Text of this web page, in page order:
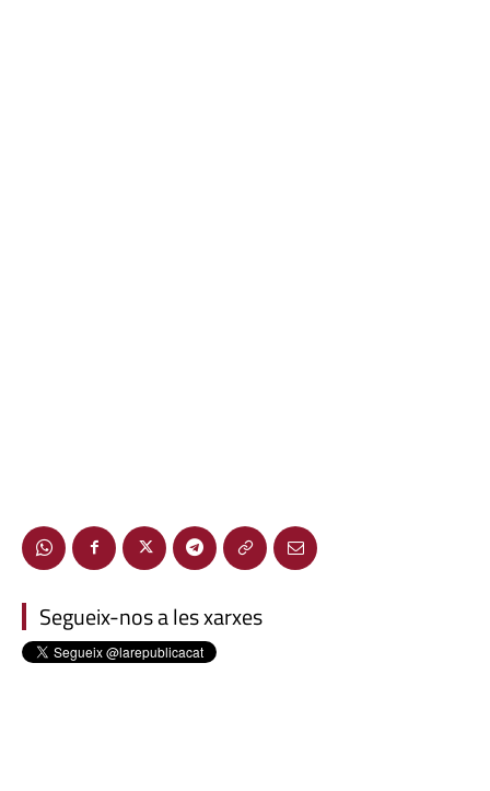
Segueix-nos a les xarxes